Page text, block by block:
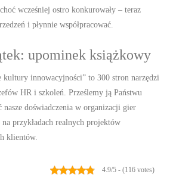
wcześniej ostro konkurowały – teraz
i płynnie współpracować.
upominek książkowy
kultury innowacyjności” to 300 stron narzędzi
HR i szkoleń. Prześlemy ją Państwu
nasze doświadczenia w organizacji gier
przykładach realnych projektów
klientów.
4.9/5 - (116 votes)